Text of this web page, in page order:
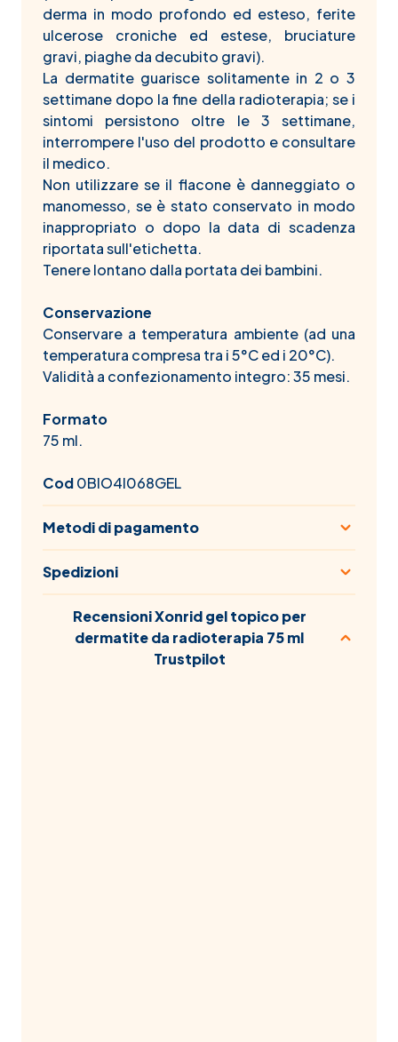
derma in modo profondo ed esteso, ferite
ulcerose croniche ed estese, bruciature
gravi, piaghe da decubito gravi).
La dermatite guarisce solitamente in 2 o 3
settimane dopo la ­fine della radioterapia; se i
sintomi persistono oltre le 3 settimane,
interrompere l'uso del prodotto e consultare
il medico.
Non utilizzare se il flacone è danneggiato o
manomesso, se è stato conservato in modo
inappropriato o dopo la data di scadenza
riportata sull'etichetta.
Tenere lontano dalla portata dei bambini.
Conservazione
Conservare a temperatura ambiente (ad una
temperatura compresa tra i 5°C ed i 20°C).
Validità a confezionamento integro: 35 mesi.
Formato
75 ml.
Cod0BIO4I068GEL
Metodi di pagamento
Spedizioni
Recensioni Xonrid gel topico per
dermatite da radioterapia 75 ml
Trustpilot